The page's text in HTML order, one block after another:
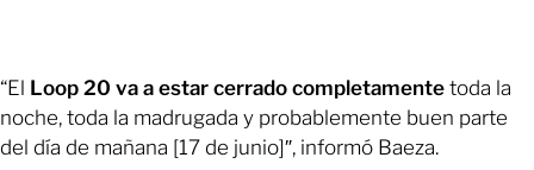
“El Loop 20 va a estar cerrado completamente toda la
noche, toda la madrugada y probablemente buen parte
del día de mañana [17 de junio]″, informó Baeza.